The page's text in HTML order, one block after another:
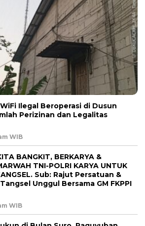
Ilegal Beroperasi di Dusun
Perizinan dan Legalitas
WIB
BANGKIT, BERKARYA &
TNI-POLRI KARYA UNTUK
Sub: Rajut Persatuan &
Unggul Bersama GM FKPPI
WIB